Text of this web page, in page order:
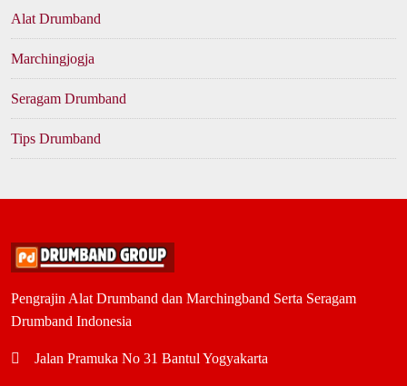
Alat Drumband
Marchingjogja
Seragam Drumband
Tips Drumband
Pengrajin Alat Drumband dan Marchingband Serta Seragam
Drumband Indonesia
Jalan Pramuka No 31 Bantul Yogyakarta